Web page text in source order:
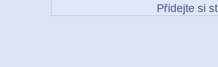
Přidejte si